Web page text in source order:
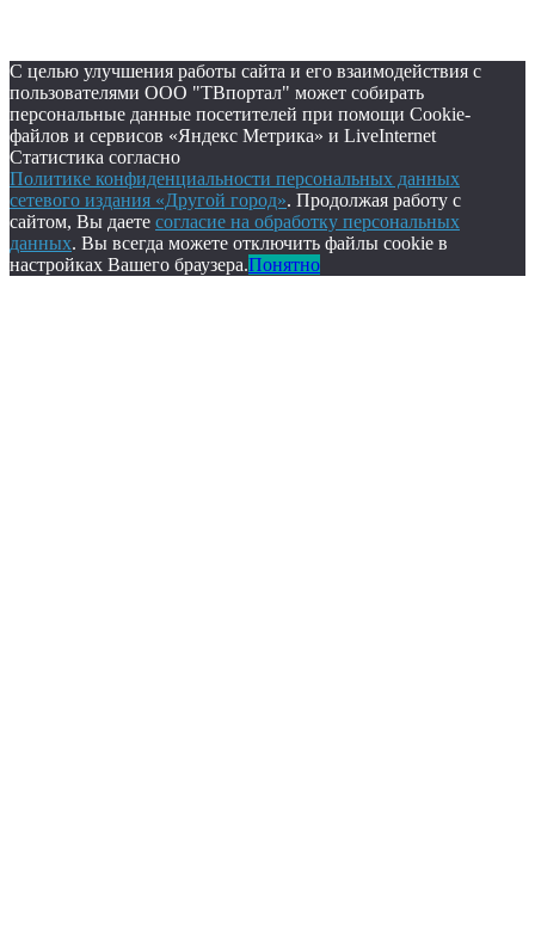
С целью улучшения работы сайта и его взаимодействия с
пользователями ООО "ТВпортал" может собирать
персональные данные посетителей при помощи Cookie-
файлов и сервисов «Яндекс Метрика» и LiveInternet
Статистика согласно
Политике конфиденциальности персональных данных
сетевого издания «Другой город». Продолжая работу с
сайтом, Вы даете согласие на обработку персональных
данных. Вы всегда можете отключить файлы cookie в
настройках Вашего браузера.Понятно